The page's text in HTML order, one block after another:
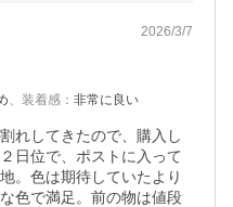
2026/3/7
、 装着感 ： 非常に良い
れしてきたので、購入し
日位で、ポストに入って
。色は期待していたより
色で満足。前の物は値段